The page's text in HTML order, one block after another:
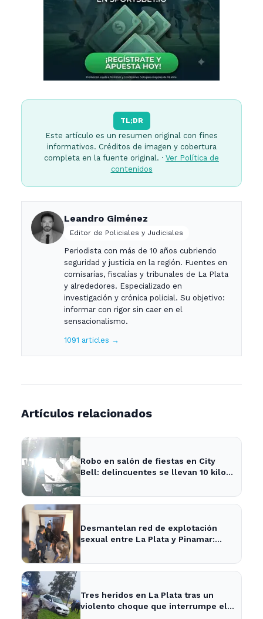
TL;DR
Este artículo es un resumen original con fines
informativos. Créditos de imagen y cobertura
completa en la fuente original. · Ver Política de
contenidos
Leandro Giménez
Editor de Policiales y Judiciales
Periodista con más de 10 años cubriendo
seguridad y justicia en la región. Fuentes en
comisarías, fiscalías y tribunales de La Plata
y alrededores. Especializado en
investigación y crónica policial. Su objetivo:
informar con rigor sin caer en el
sensacionalismo.
1091 articles →
Artículos relacionados
Robo en salón de fiestas en City
Bell: delincuentes se llevan 10 kilos
Desmantelan red de explotación
sexual entre La Plata y Pinamar:
Tres heridos en La Plata tras un
violento choque que interrumpe el